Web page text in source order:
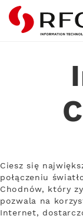
RFC
Ciesz się
połączeniu
Chodnów, który
pozwala na
Internet,